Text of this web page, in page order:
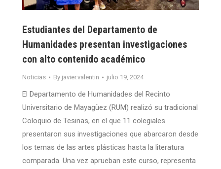
Estudiantes del Departamento de
Humanidades presentan investigaciones
con alto contenido académico
Noticias By javier.valentin julio 19, 2024
El Departamento de Humanidades del Recinto
Universitario de Mayagüez (RUM) realizó su tradicional
Coloquio de Tesinas, en el que 11 colegiales
presentaron sus investigaciones que abarcaron desde
los temas de las artes plásticas hasta la literatura
comparada. Una vez aprueban este curso, representa